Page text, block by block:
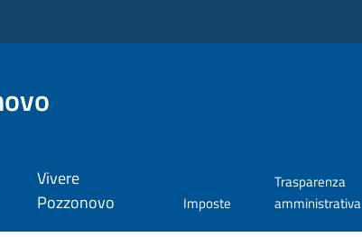
Vivere
Pozzonovo
Imposte
Trasparenza
amministrativa